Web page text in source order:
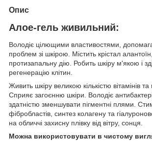
Опис
Алое-гель живильний:
Володіє цілющими властивостями,
проблем зі шкірою. Містить крістал
протизапальну дію. Робить шкіру м'якою і
регенерацію клітин.
Живить шкіру великою кількістю вітамінів
Сприяє загоєнню шкіри. Володіє
здатністю зменшувати пігментні плями.
фібробластів, синтез колагену та
на обличчі захисну плівку від вітру, сонця.
Можна використовувати в чистому